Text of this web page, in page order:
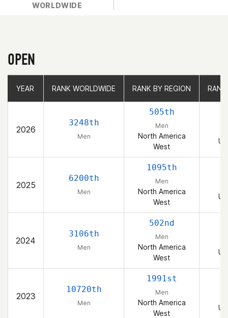
WORLDWIDE
OPEN
YEAR RANK WORLDWIDE RANK BY REGION
2026
3248th
Men
505th
Men
North America
West
2025
6200th
Men
1095th
Men
North America
West
2024
3106th
Men
502nd
Men
North America
West
2023
10720th
Men
1991st
Men
North America
West
YEAR RANK WORLDWIDE RANK BY REGION